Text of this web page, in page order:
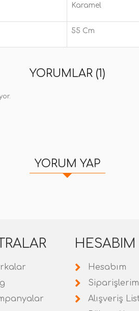
Karamel
55 Cm
YORUMLAR (1)
YORUM YAP
HESABIM
Hesabım
Siparişlerim
Alışveriş